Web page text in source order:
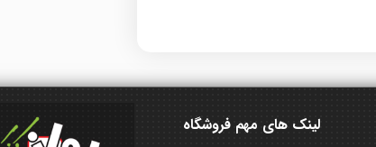
لینک های مهم فروشگاه